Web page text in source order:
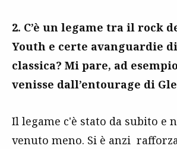
2. C’è un legame tra il rock
Youth e certe avanguardie
classica? Mi pare, ad
venisse dall’entourage di
Il legame c'è stato da subito e
venuto meno. Si è anzi